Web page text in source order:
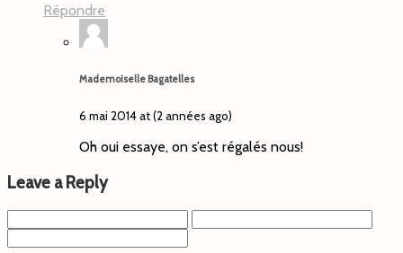
Répondre
Mademoiselle Bagatelles
6 mai 2014 at (2 années ago)
Oh oui essaye, on s’est régalés nous!
Leave a Reply